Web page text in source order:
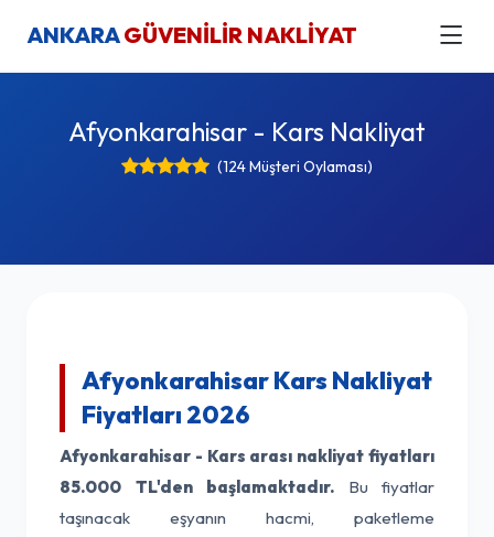
ANKARAGÜVENİLİR NAKLİYAT
Afyonkarahisar - Kars Nakliyat
(124 Müşteri Oylaması)
Afyonkarahisar Kars Nakliyat
Fiyatları 2026
Afyonkarahisar - Kars arası nakliyat fiyatları
85.000 TL'den başlamaktadır. Bu fiyatlar
taşınacak eşyanın hacmi, paketleme